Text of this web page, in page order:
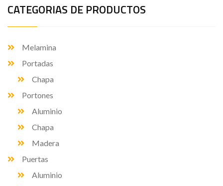
CATEGORIAS DE PRODUCTOS
Melamina
Portadas
Chapa
Portones
Aluminio
Chapa
Madera
Puertas
Aluminio